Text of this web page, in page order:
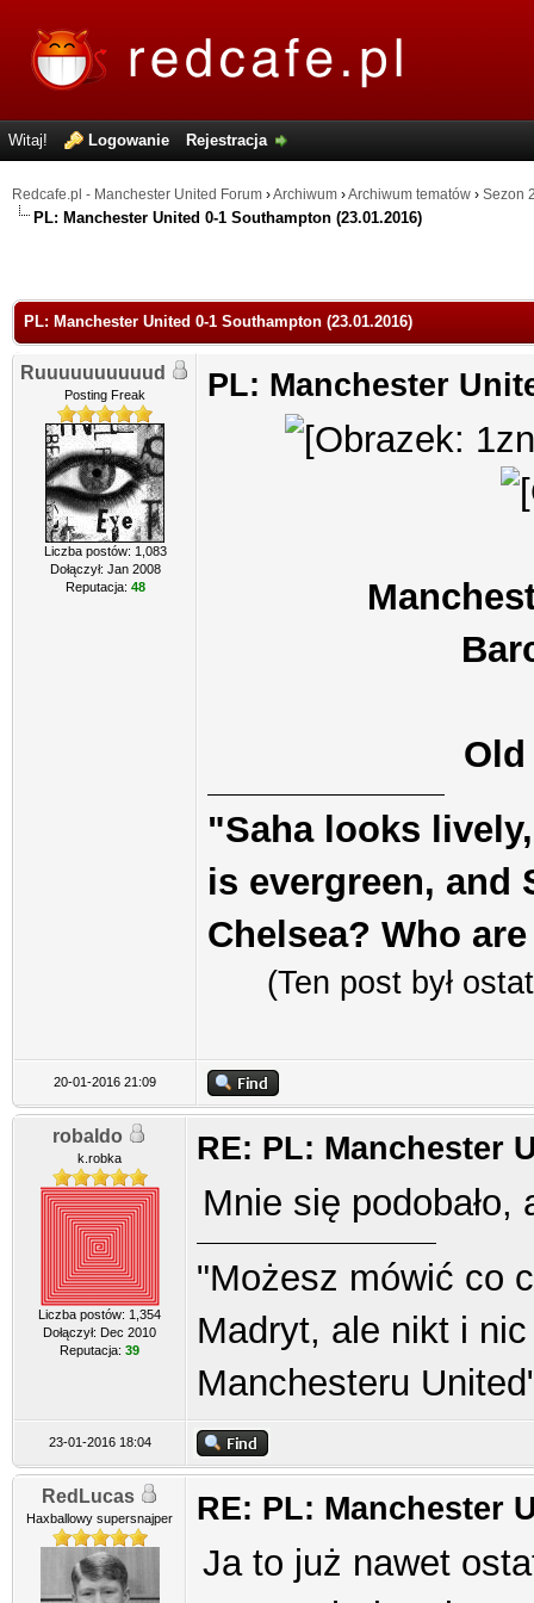
Witaj! Logowanie Rejestracja
Redcafe.pl - Manchester United Forum ›Archiwum ›Archiwum tematów › Sezon
PL: Manchester United 0-1 Southampton (23.01.2016)
PL: Manchester United 0-1 Southampton (23.01.2016)
Ruuuuuuuuuud
Posting Freak
Liczba postów: 1,083
Dołączył: Jan 2008
Reputacja: 48
PL: Manchester
"Saha looks
is evergreen,
Chelsea? Who
(Ten post był
20-01-2016 21:09
robaldo
k.robka
Liczba postów: 1,354
Dołączył: Dec 2010
Reputacja: 39
RE: PL: Manchester
Mnie się
"Możesz mówić co
Madryt, ale nikt i
Manchesteru
23-01-2016 18:04
RedLucas
Haxballowy supersnajper RE: PL: Manchester
Ja to już nawet